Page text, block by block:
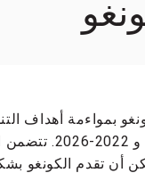
أن تقدم الكونغو